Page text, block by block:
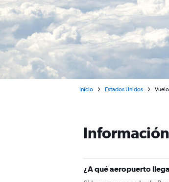
Inicio Estados Unidos
¿A qué aeropuerto